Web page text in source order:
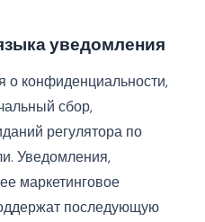
уведомления
о конфиденциальности,
сбор,
регулятора по
Уведомления,
маркетинговое
последующую